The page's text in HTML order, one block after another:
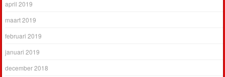
april 2019
maart 2019
februari 2019
januari 2019
december 2018